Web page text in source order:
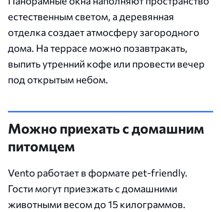
естественным светом, а деревянная
отделка создает атмосферу загородного
дома. На террасе можно позавтракать,
выпить утренний кофе или провести вечер
под открытым небом.
Можно приехать с домашним
питомцем
Vento работает в формате pet-friendly.
Гости могут приезжать с домашними
животными весом до 15 килограммов.